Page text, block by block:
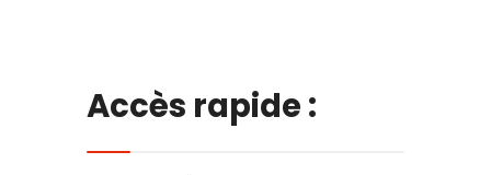
Accès rapide :